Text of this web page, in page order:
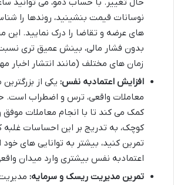
نوسانات قیمت بنشینید، روندها را
های عرضه و تقاضا را درک نمایید.
بدون فشار مالی، بینش عمیق تری نسبت
زمان های مختلف (مانند انتشار اخبار
افزایش اعتمادبه نفس: یکی از
معاملات واقعی، ترس و اضطراب است.
کمک می کند تا با انجام معاملات
کوچک، به تدریج بر این احساسات غلبه
تمرین کنید، بیشتر به توانایی های خود
اعتمادبه نفس بیشتری وارد میدان
تمرین مدیریت ریسک و سرمایه: